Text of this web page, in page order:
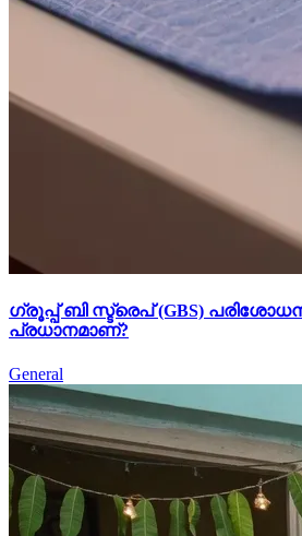
ഗ്രൂപ്പ് ബി സ്ട്രെപ് (GBS)
പ്രധാനമാണ്?
General